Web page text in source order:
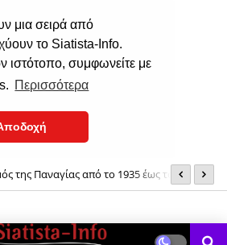
μια σειρά από
το Siatista-Info.
ιστότοπο, συμφωνείτε με
Περισσότερα
της Παναγίας από το 1935 έως το 1937!
Γιορτή λήξης «Το βιβλίο θησαυρός» (φωτο)